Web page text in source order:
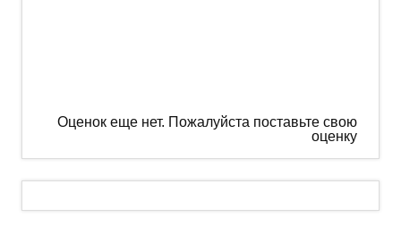
Оценок еще нет. Пожалуйста поставьте свою
оценку